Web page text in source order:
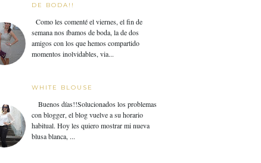
DE BODA!!
Como les comenté el viernes, el fin de
semana nos íbamos de boda, la de dos
amigos con los que hemos compartido
momentos inolvidables, via...
WHITE BLOUSE
Buenos días!!Solucionados los problemas
con blogger, el blog vuelve a su horario
habitual. Hoy les quiero mostrar mi nueva
blusa blanca, ...